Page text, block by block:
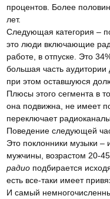
процентов. Более
лет.
Следующая категория –
это люди включающие
работе, в отпуске. Это
большая часть
при этом оставшуюся
Плюсы этого сегмента в
она подвижна, не имеет
переключает радиоканалы.
Поведение следующей
Это поклонники музыки
мужчины, возрастом 20-
радио подбирается
есть все-таки имеет
И самый